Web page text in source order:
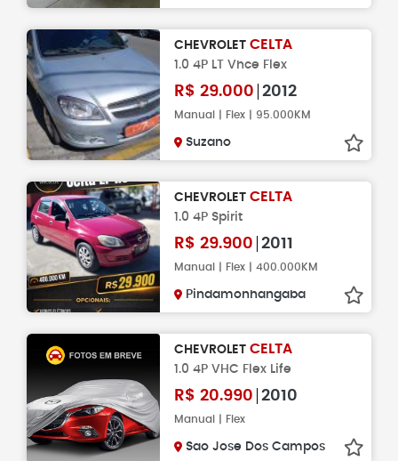
CHEVROLET CELTA
1.0 4P LT Vhce Flex
R$ 29.000 2012
Manual | Flex | 95.000KM
Suzano
CHEVROLET CELTA
1.0 4P Spirit
R$ 29.900 2011
Manual | Flex | 400.000KM
Pindamonhangaba
CHEVROLET CELTA
1.0 4P VHC Flex Life
R$ 20.990 2010
Manual | Flex
Sao Jose Dos Campos